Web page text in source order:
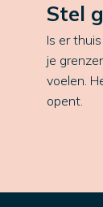
Stel
Is er
je
voelen.
opent.